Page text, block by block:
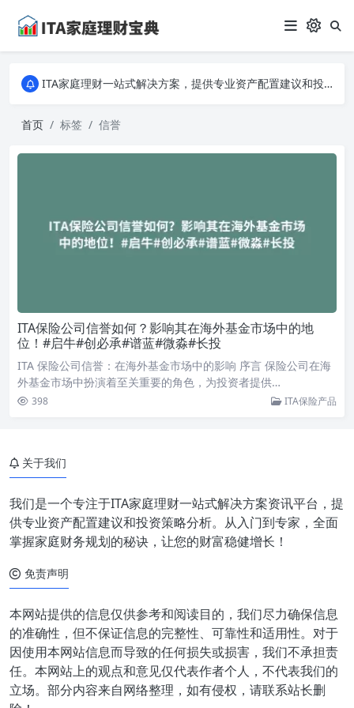
ITA家庭理财一站式解决方案，提供专业资产配置建议和投资策略分析。从入门到专家，全面掌握家庭财务规划的秘诀，让您的财富稳健增长！
ITA家庭理财一站式解决方案，提供专业资产配置建议和投资策略分析。从入门到专家，全面掌握家庭财务规划的秘诀，让您的财富稳健增长！
首页 标签 信誉
ITA保险公司信誉如何？影响其在海外基金市场中的地
位！#启牛#创必承#谱蓝#微淼#长投
ITA 保险公司信誉：在海外基金市场中的影响 序言 保险公司在海
外基金市场中扮演着至关重要的角色，为投资者提供…
398 ITA保险产品
关于我们
我们是一个专注于ITA家庭理财一站式解决方案资讯平台，提
供专业资产配置建议和投资策略分析。从入门到专家，全面
掌握家庭财务规划的秘诀，让您的财富稳健增长！
免责声明
本网站提供的信息仅供参考和阅读目的，我们尽力确保信息
的准确性，但不保证信息的完整性、可靠性和适用性。对于
因使用本网站信息而导致的任何损失或损害，我们不承担责
任。本网站上的观点和意见仅代表作者个人，不代表我们的
立场。部分内容来自网络整理，如有侵权，请联系站长删